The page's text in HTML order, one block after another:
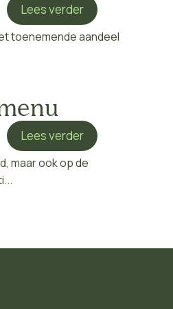
toenemende aandeel
Lees verder
maar ook op de
Lees verder